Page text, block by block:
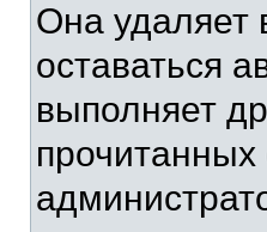
Она удаляет
оставаться
выполняет